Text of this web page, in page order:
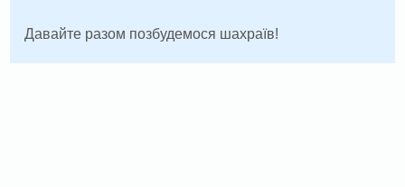
Давайте разом позбудемося шахраїв!